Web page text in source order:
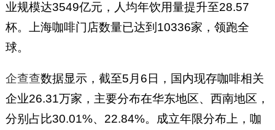
业规模达3549亿元，人均年饮用量提升至28.57
杯。上海咖啡门店数量已达到10336家，领跑全
球。
企查查数据显示，截至5月6日，国内现存咖啡相关
企业26.31万家，主要分布在华东地区、西南地区，
分别占比30.01%、22.84%。成立年限分布上，咖